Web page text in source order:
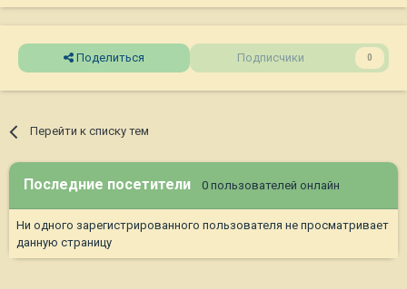
Поделиться Подписчики 0
Перейти к списку тем
Последние посетители 0 пользователей онлайн
Ни одного зарегистрированного пользователя не просматривает
данную страницу